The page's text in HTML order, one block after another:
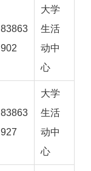
83863
902
大学
生活
动中
心
83863
927
大学
生活
动中
心